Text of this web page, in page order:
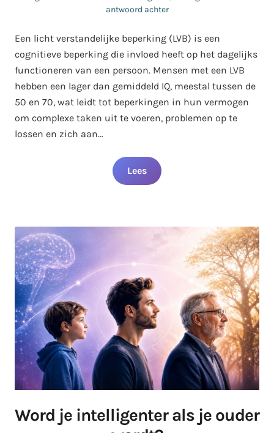
antwoord achter
Een licht verstandelijke beperking (LVB) is een
cognitieve beperking die invloed heeft op het dagelijks
functioneren van een persoon. Mensen met een LVB
hebben een lager dan gemiddeld IQ, meestal tussen de
50 en 70, wat leidt tot beperkingen in hun vermogen
om complexe taken uit te voeren, problemen op te
lossen en zich aan…
Lees
Word je intelligenter als je ouder